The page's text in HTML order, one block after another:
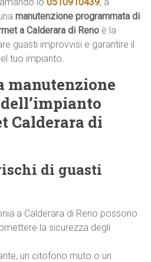
manutenzione programmata di
a Calderara di Reno è la
guasti improvvisi e garantire il
tuo impianto.
manutenzione
Calderara di
di guasti
a Calderara di Reno possono
la sicurezza degli
un citofono muto o un